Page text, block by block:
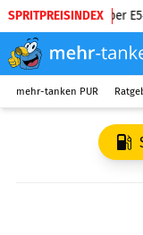
SPRITPREISINDEX
Diesel Super E5
mehr-tanken PUR